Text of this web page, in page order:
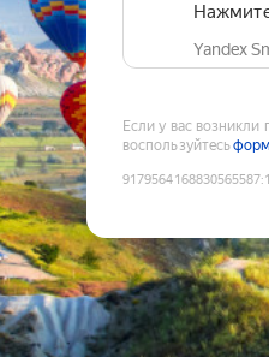
Yandex
Если у вас
воспользуйтесь
9179564168830565587: